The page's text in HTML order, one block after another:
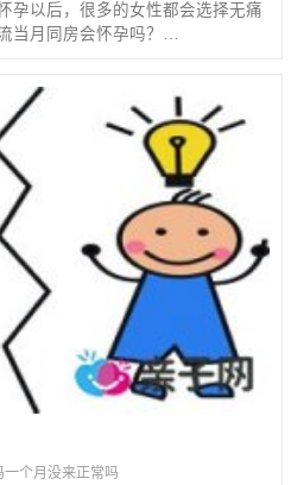
孕以后，很多的女性都会选择无痛
当月同房会怀孕吗？…
一个月没来正常吗